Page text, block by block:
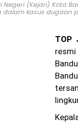
Negeri (Kejari) Kota
dalam kasus dugaan
TOP